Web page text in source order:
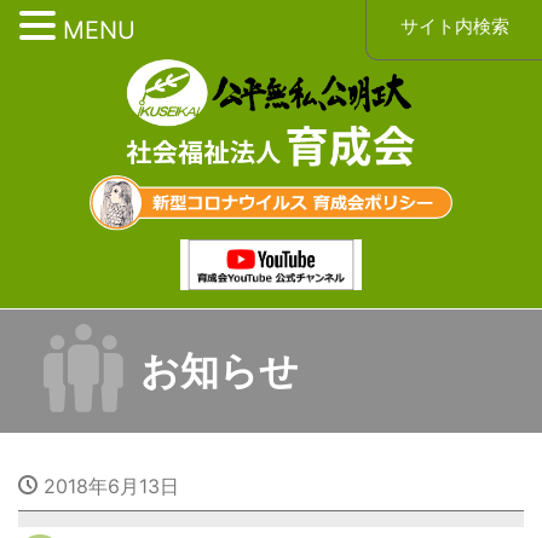
お知らせ
2018年6月13日
サイト内検索
MENU